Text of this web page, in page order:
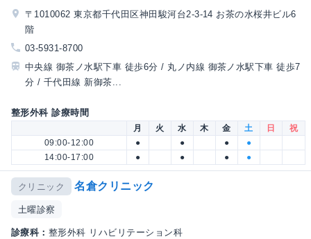
〒1010062 東京都千代田区神田駿河台2-3-14 お茶の水桜井ビル6
階
03-5931-8700
中央線 御茶ノ水駅下車 徒歩6分 / 丸ノ内線 御茶ノ水駅下車 徒歩7
分 / 千代田線 新御茶...
整形外科 診療時間
月 火 水 木 金 土 日
祝
09:00-12:00
● ● ●
●
14:00-17:00
● ● ● ●
クリニック 名倉クリニック
土曜診察
診療科： 整形外科 リハビリテーション科